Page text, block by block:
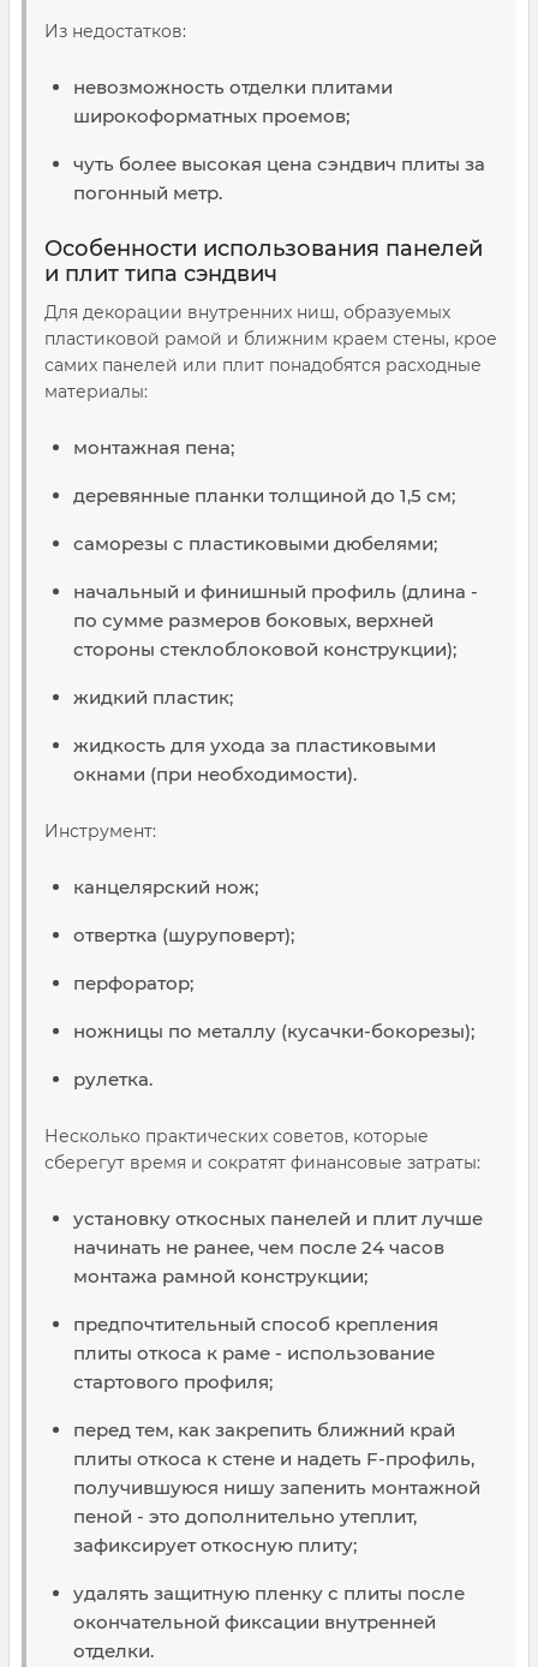
Из недостатков:
невозможность отделки плитами
широкоформатных проемов;
чуть более высокая цена сэндвич плиты за
погонный метр.
Особенности использования панелей
и плит типа сэндвич
Для декорации внутренних ниш, образуемых
пластиковой рамой и ближним краем стены, крое
самих панелей или плит понадобятся расходные
материалы:
монтажная пена;
деревянные планки толщиной до 1,5 см;
саморезы с пластиковыми дюбелями;
начальный и финишный профиль (длина -
по сумме размеров боковых, верхней
стороны стеклоблоковой конструкции);
жидкий пластик;
жидкость для ухода за пластиковыми
окнами (при необходимости).
Инструмент:
канцелярский нож;
отвертка (шуруповерт);
перфоратор;
ножницы по металлу (кусачки-бокорезы);
рулетка.
Несколько практических советов, которые
сберегут время и сократят финансовые затраты:
установку откосных панелей и плит лучше
начинать не ранее, чем после 24 часов
монтажа рамной конструкции;
предпочтительный способ крепления
плиты откоса к раме - использование
стартового профиля;
перед тем, как закрепить ближний край
плиты откоса к стене и надеть F-профиль,
получившуюся нишу запенить монтажной
пеной - это дополнительно утеплит,
зафиксирует откосную плиту;
удалять защитную пленку с плиты после
окончательной фиксации внутренней
отделки.